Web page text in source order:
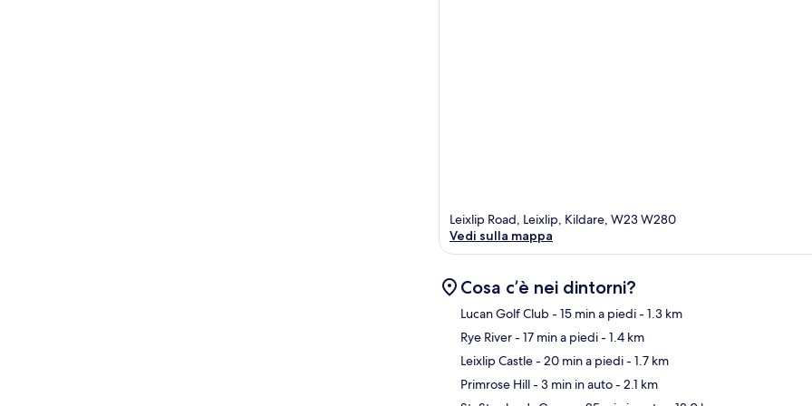
Leixlip Road, Leixlip, Kildare, W23 W280
Vedi sulla mappa
Cosa c’è nei dintorni?
Lucan Golf Club- 15 min a piedi- 1.3 km
Rye River- 17 min a piedi- 1.4 km
Leixlip Castle- 20 min a piedi- 1.7 km
Primrose Hill- 3 min in auto- 2.1 km